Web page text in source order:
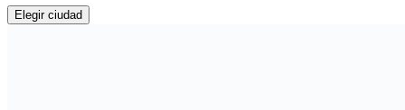
Elegir ciudad